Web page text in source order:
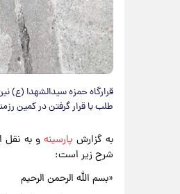
قرارگاه حمزه سیدالشهدا (ع)
طلب با قرار گرفتن در کمین
به گزارش پارسینهو به نقل
شرح زیر است:
«بسم الله الرحمن الرحیم